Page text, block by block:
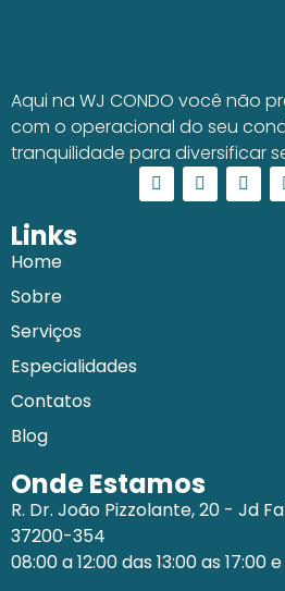
Aqui na WJ CONDO você não
com o operacional do seu
tranquilidade para diversificar
Links
Home
Sobre
Serviços
Especialidades
Contatos
Blog
Onde Estamos
R. Dr. João Pizzolante, 20 - Jd
37200-354
08:00 a 12:00 das 13:00 as 17:00